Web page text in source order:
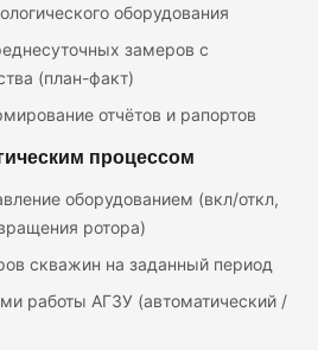
оборудования
замеров с
(план-факт)
отчётов и рапортов
процессом
оборудованием (вкл/откл,
ротора)
скважин на заданный период
работы АГЗУ (автоматический /